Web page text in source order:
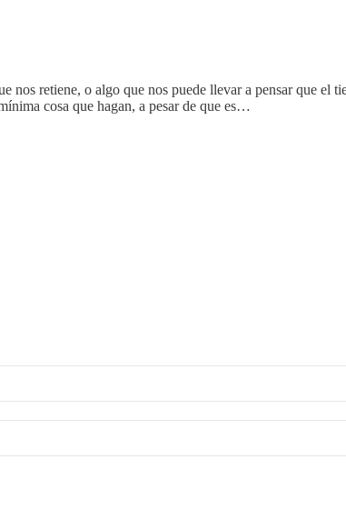
nos retiene, o algo que nos puede llevar a pensar que el
cosa que hagan, a pesar de que es…